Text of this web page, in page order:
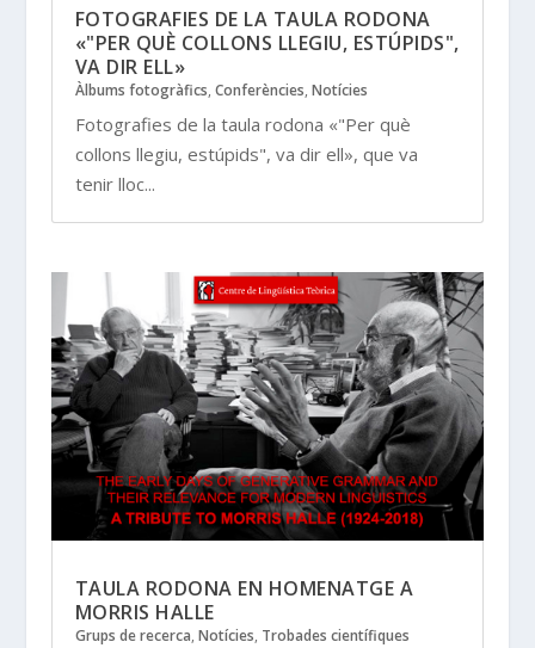
FOTOGRAFIES DE LA TAULA RODONA
«"PER QUÈ COLLONS LLEGIU, ESTÚPIDS",
VA DIR ELL»
Àlbums fotogràfics, Conferències, Notícies
Fotografies de la taula rodona «"Per què
collons llegiu, estúpids", va dir ell», que va
tenir lloc...
TAULA RODONA EN HOMENATGE A
MORRIS HALLE
Grups de recerca, Notícies, Trobades científiques